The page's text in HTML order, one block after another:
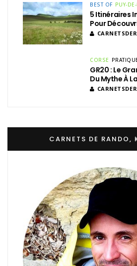
BEST OF PUY-
5 Itinéraires
Pour
CORSE
GR20 : Le
Du Mythe À
CARNETS DE RANDO,